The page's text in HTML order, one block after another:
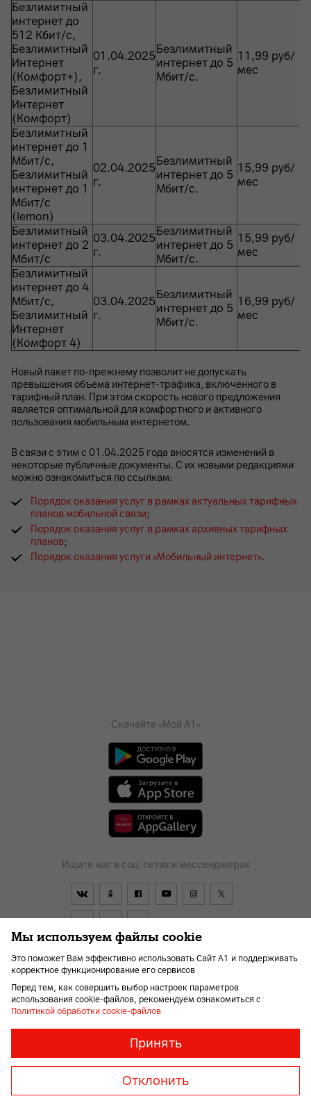
Безлимитный
интернет до
512 Кбит/с,
Безлимитный
Интернет
(Комфорт+),
Безлимитный
Интернет
(Комфорт)
01.04.2025
г.
Безлимитный
интернет до 5
Мбит/с.
11,99 руб/
мес
Безлимитный
интернет до 1
Мбит/с,
Безлимитный
интернет до 1
Мбит/с
(lemon)
02.04.2025
г.
Безлимитный
интернет до 5
Мбит/с.
15,99 руб/
мес
Безлимитный
интернет до 2
Мбит/с
03.04.2025
г.
Безлимитный
интернет до 5
Мбит/с.
15,99 руб/
мес
Безлимитный
интернет до 4
Мбит/с,
Безлимитный
Интернет
(Комфорт 4)
03.04.2025
г.
Безлимитный
интернет до 5
Мбит/с.
16,99 руб/
мес
Новый пакет по-прежнему позволит не допускать
превышения объема интернет-трафика, включенного в
тарифный план. При этом скорость нового предложения
является оптимальной для комфортного и активного
пользования мобильным интернетом.
В связи с этим с 01.04.2025 года вносятся изменений в
некоторые публичные документы. С их новыми редакциями
можно ознакомиться по ссылкам:
Порядок оказания услуг в рамках актуальных тарифных
планов мобильной связи;
Порядок оказания услуг в рамках архивных тарифных
планов;
Порядок оказания услуги «Мобильный интернет».
Скачайте «Мой А1»
Ищите нас в соц. сетях и мессенджерах
Договор О компании Оплата
Помощь и поддержка
Kарьера Для слабовидящих
© 2026 Унитарное предприятие «А1». Все права защищены.
Member of A1 Group
A1 Austria A1 Croatia
А1
Мы используем файлы cookie
Это поможет Вам эффективно использовать Сайт А1 и поддерживать
корректное функционирование его сервисов
Перед тем, как совершить выбор настроек параметров
использования cookie-файлов, рекомендуем ознакомиться с
Политикой обработки cookie-файлов
«cookie»
Отклонить
Принять